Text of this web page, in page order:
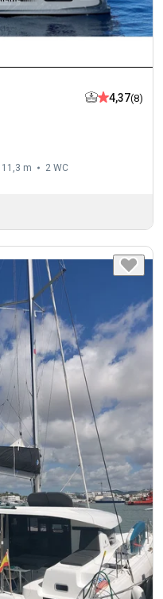
4,37(8)
11,3 m 2 WC